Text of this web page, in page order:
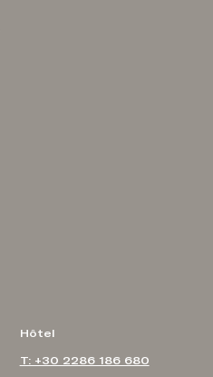
Hôtel
T: +30 2286 186 680